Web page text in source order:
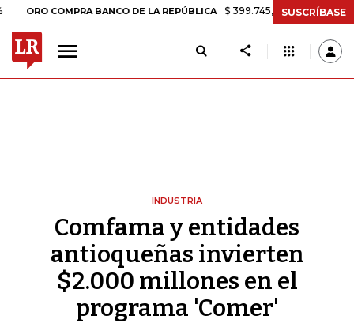
COMPRA BANCO DE LA REPÚBLICA $ 399.745,16 +$ 2.295,71 +0,58%
SUSCRÍBASE
INDUSTRIA
Comfama y entidades
antioqueñas invierten
$2.000 millones en el
programa 'Comer'